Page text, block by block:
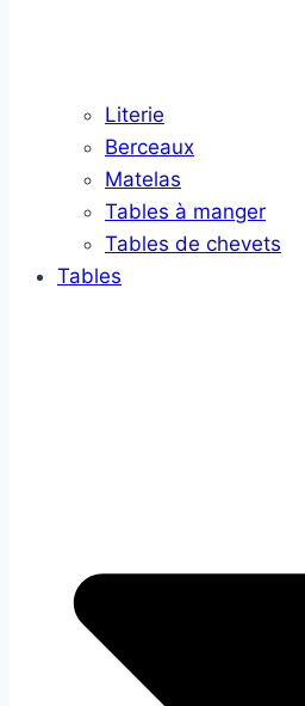
Literie
Berceaux
Matelas
Tables à manger
Tables de chevets
Tables